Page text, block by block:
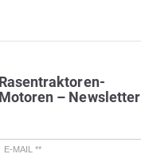
Rasentraktoren-
Motoren – Newsletter
E-MAIL **